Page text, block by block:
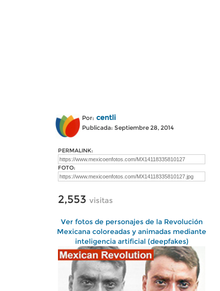
Por: centli
Publicada: Septiembre 28, 2014
PERMALINK:
FOTO:
2,553 visitas
Ver fotos de personajes de la Revolución
Mexicana coloreadas y animadas mediante
inteligencia artificial (deepfakes)